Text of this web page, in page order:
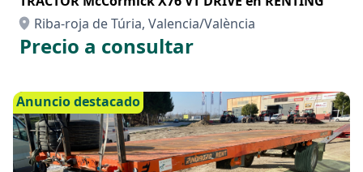
Riba-roja de Túria, Valencia/València
Precio a consultar
Anuncio destacado